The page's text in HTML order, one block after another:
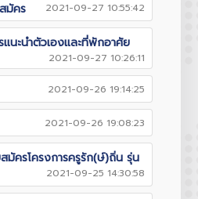
มัคร 2021-09-27 10:55:42
นะนำตัวเองและที่พักอาศัย
2021-09-27 10:26:11
2021-09-26 19:14:25
2021-09-26 19:08:23
มัครโครงการครูรัก(ษ์)ถิ่น รุ่น
2021-09-25 14:30:58